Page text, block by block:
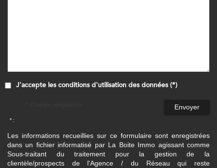
J'accepte les conditions d'utilisation des données (*)
Envoyer
* :
Les informations recueillies sur ce formulaire sont enregistrées
dans un fichier informatisé par La Boite Immo agissant comme
Sous-traitant du traitement pour la gestion de la
clientèle/prospects de l'Agence / du Réseau qui reste